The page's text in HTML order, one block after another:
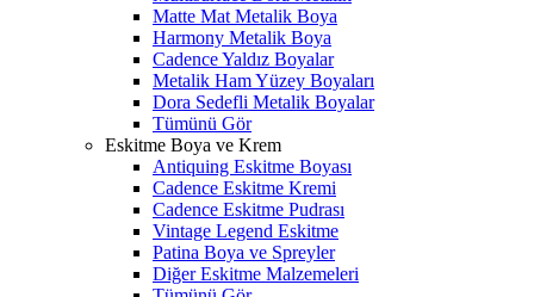
Matte Mat Metalik Boya
Harmony Metalik Boya
Cadence Yaldız Boyalar
Metalik Ham Yüzey Boyaları
Dora Sedefli Metalik Boyalar
Tümünü Gör
Eskitme Boya ve Krem
Antiquing Eskitme Boyası
Cadence Eskitme Kremi
Cadence Eskitme Pudrası
Vintage Legend Eskitme
Patina Boya ve Spreyler
Diğer Eskitme Malzemeleri